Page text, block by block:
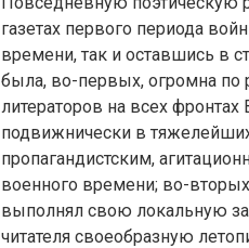
газетах первого периода
времени, так и оставшись в
была, во-первых, огромна по
литераторов на всех
подвижнически в
пропагандистским,
военного времени; во-
выполнял свою локальную
читателя своеобразную